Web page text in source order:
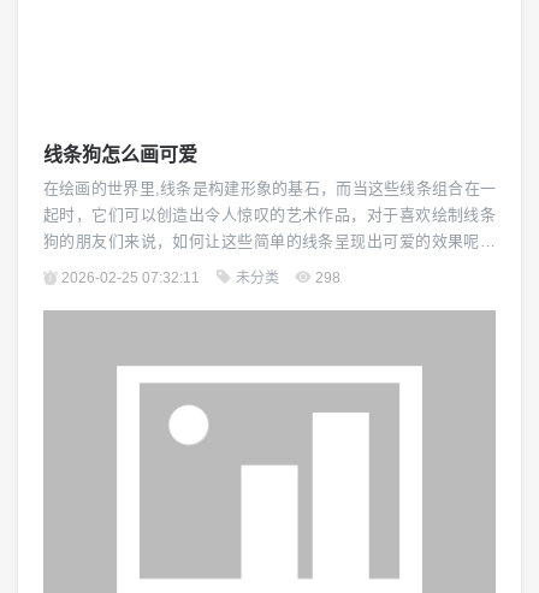
线条狗怎么画可爱
在绘画的世界里,线条是构建形象的基石，而当这些线条组合在一
起时，它们可以创造出令人惊叹的艺术作品，对于喜欢绘制线条
狗的朋友们来说，如何让这些简单的线条呈现出可爱的效果呢？
本文将为你揭秘线条狗如何画得既可爱又生动。（图片来源网
2026-02-25 07:32:11 未分类 298